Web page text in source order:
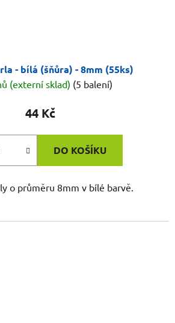
- bílá (šňůra) - 8mm (55ks)
(externí sklad) (5 balení)
44 Kč
DO KOŠÍKU
o průměru 8mm v bílé barvě.